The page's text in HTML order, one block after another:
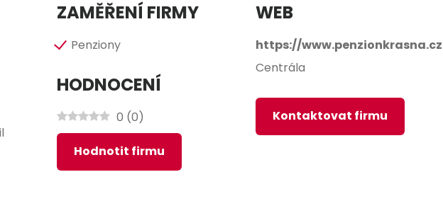
ZAMĚŘENÍ FIRMY
Penziony
HODNOCENÍ
0 (0)
Hodnotit firmu
WEB
https://www.penzionkrasna.cz
Centrála
Kontaktovat firmu